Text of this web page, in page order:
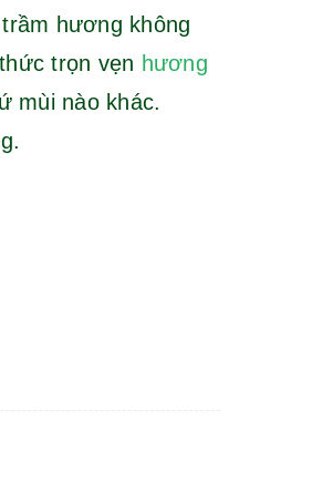
hương không
trọn vẹn hương
mùi nào khác.